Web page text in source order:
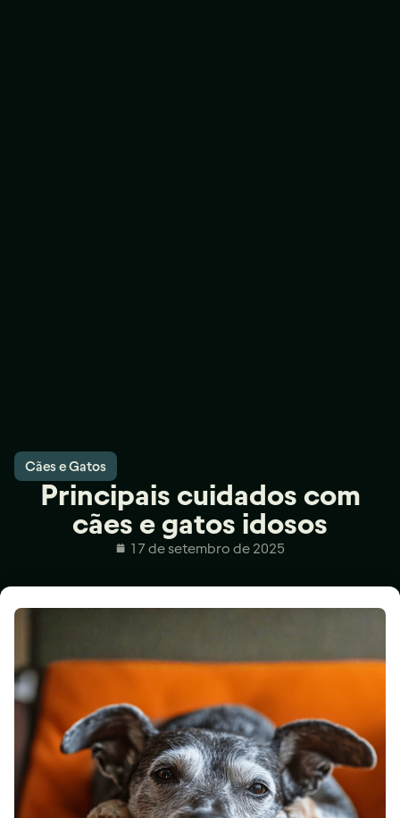
Cães e Gatos
Principais cuidados com
cães e gatos idosos
17 de setembro de 2025